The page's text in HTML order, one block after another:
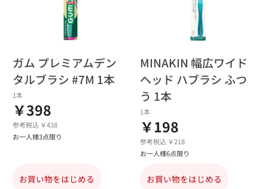
ガム プレミアムデン
タルブラシ #7M 1本
1本
￥398
参考税込 ￥438
お一人様3点限り
お買い物をはじめる
MINAKIN 幅広ワイド
ヘッド ハブラシ ふつ
う 1本
1本
￥198
参考税込 ￥218
お一人様6点限り
お買い物をはじめる